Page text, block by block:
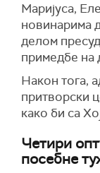
Маријуса,
новинарима
делом
примедбе на
Након тога,
притворски
како би са
Четири
посебне